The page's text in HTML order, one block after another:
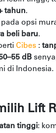
tahun.
opsi
beli baru.
Cibes :
dB
di Indonesia.
Lift
tinggi: